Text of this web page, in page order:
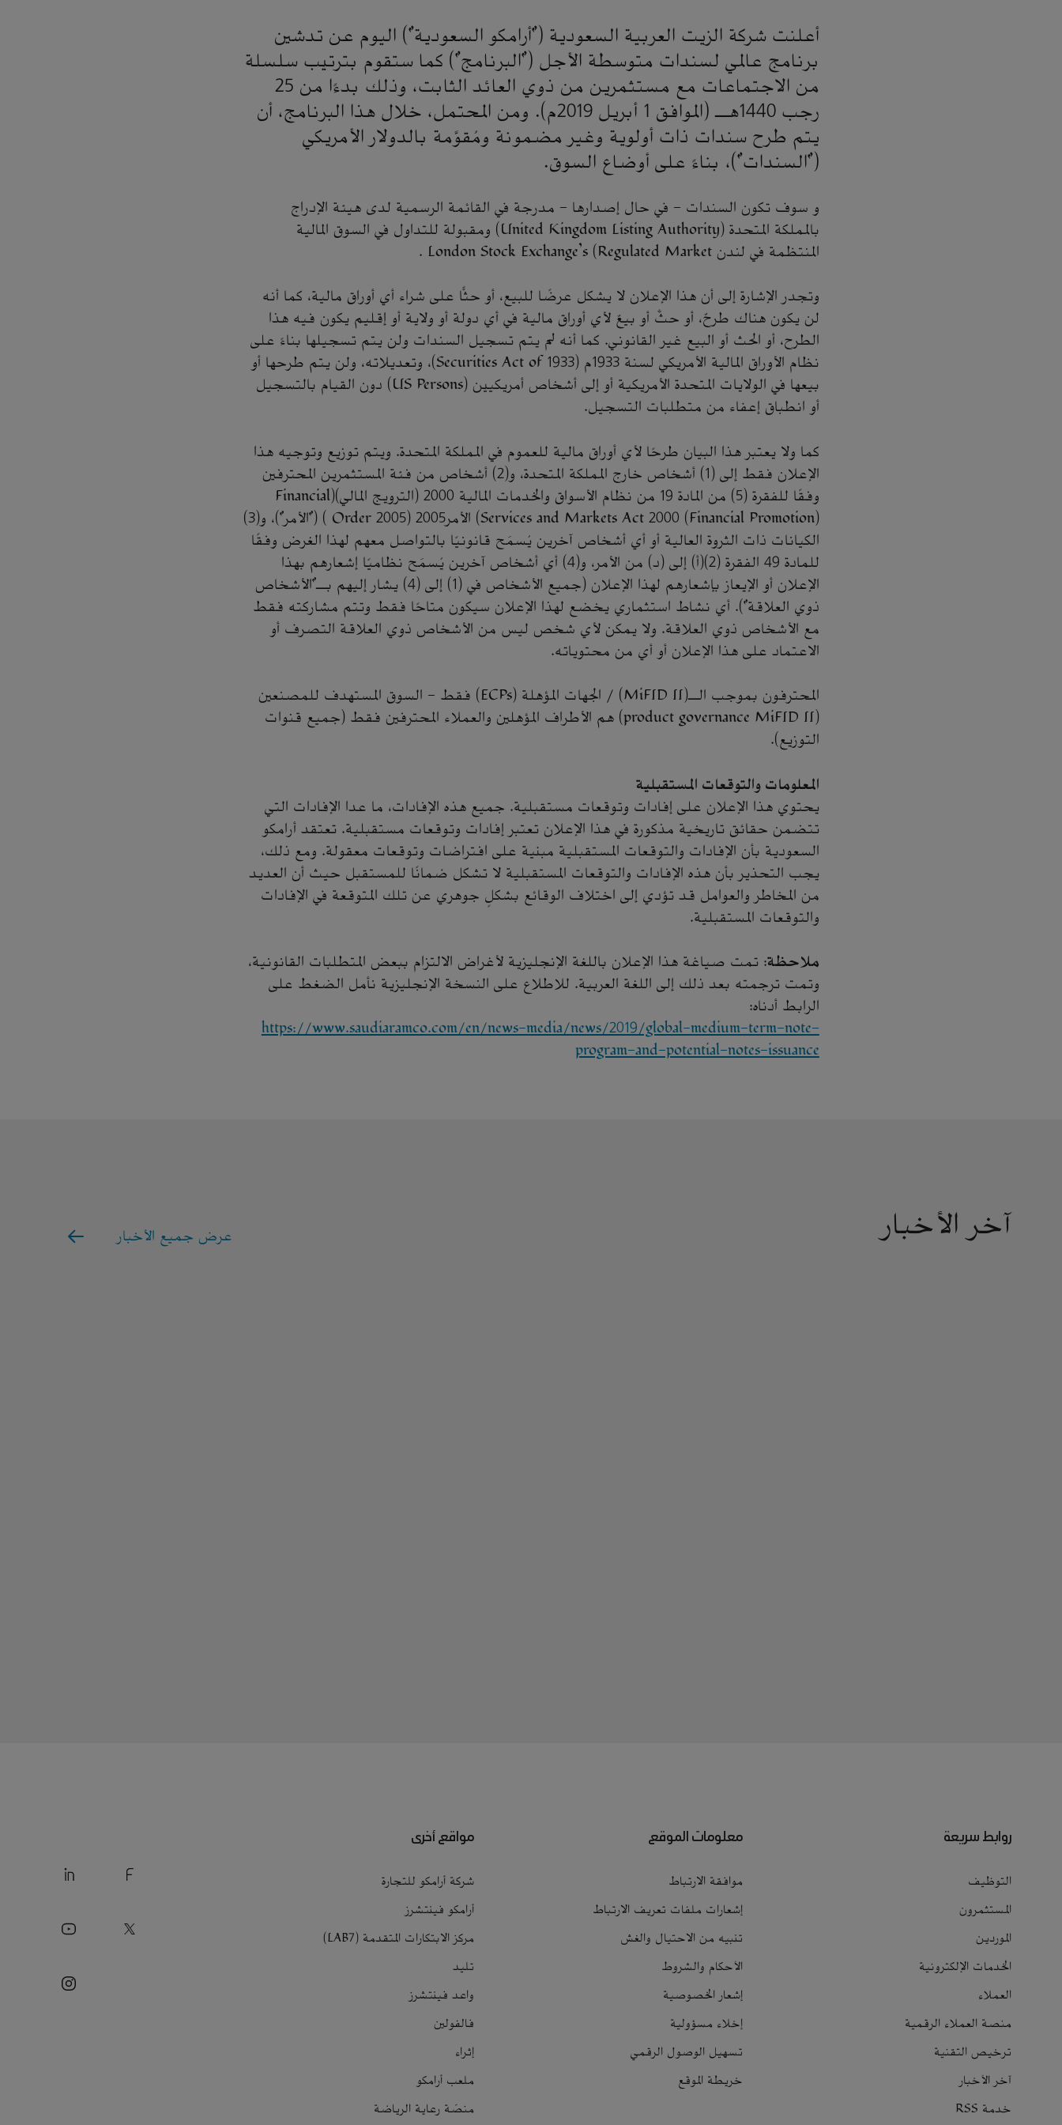
أعلنت شركة الزيت العربية السعودية ("أرامكو السعودية") اليوم عن تدشين
برنامج عالمي لسندات متوسطة الأجل ("البرنامج") كما ستقوم بترتيب سلسلة
من الاجتماعات مع مستثمرين من ذوي العائد الثابت، وذلك بدءًا من 25
رجب 1440هـ (الموافق 1 أبريل 2019م). ومن المحتمل، خلال هذا البرنامج، أن
يتم طرح سندات ذات أولوية وغير مضمونة ومُقوَّمة بالدولار الأمريكي
("السندات")، بناءً على أوضاع السوق.
و سوف تكون السندات – في حال إصدارها – مدرجة في القائمة الرسمية لدى هيئة الإدراج
بالمملكة المتحدة (United Kingdom Listing Authority) ومقبولة للتداول في السوق المالية
المنتظمة في لندن London Stock Exchange’s (Regulated Market .
وتجدر الإشارة إلى أن هذا الإعلان لا يشكل عرضًا للبيع، أو حثًّا على شراء أي أوراق مالية، كما أنه
لن يكون هناك طرحٌ، أو حثٌّ أو بيعٌ لأي أوراق مالية في أي دولة أو ولاية أو إقليم يكون فيه هذا
الطرح، أو الحث أو البيع غير القانوني. كما أنه لم يتم تسجيل السندات ولن يتم تسجيلها بناءً على
نظام الأوراق المالية الأمريكي لسنة 1933م (Securities Act of 1933)، وتعديلاته، ولن يتم طرحها أو
بيعها في الولايات المتحدة الأمريكية أو إلى أشخاص أمريكيين (US Persons) دون القيام بالتسجيل
أو انطباق إعفاء من متطلبات التسجيل.
كما ولا يعتبر هذا البيان طرحًا لأي أوراق مالية للعموم في المملكة المتحدة. ويتم توزيع وتوجيه هذا
الإعلان فقط إلى (1) أشخاص خارج المملكة المتحدة، و(2) أشخاص من فئة المستثمرين المحترفين
وفقًا للفقرة (5) من المادة 19 من نظام الأسواق والخدمات المالية 2000 (الترويج المالي)(Financial
Services and Markets Act 2000 (Financial Promotion)) الأمر2005 (Order 2005 ) ("الأمر")، و(3)
الكيانات ذات الثروة العالية أو أي أشخاص آخرين يُسمَح قانونيًا بالتواصل معهم لهذا الغرض وفقًا
للمادة 49 الفقرة (2)(أ) إلى (د) من الأمر، و(4) أي أشخاص آخرين يُسمَح نظاميًا إشعارهم بهذا
الإعلان أو الإيعاز بإشعارهم لهذا الإعلان (جميع الأشخاص في (1) إلى (4) يشار إليهم بـ"الأشخاص
ذوي العلاقة"). أي نشاط استثماري يخضع لهذا الإعلان سيكون متاحًا فقط وتتم مشاركته فقط
مع الأشخاص ذوي العلاقة. ولا يمكن لأي شخص ليس من الأشخاص ذوي العلاقة التصرف أو
الاعتماد على هذا الإعلان أو أي من محتوياته.
المحترفون بموجب الـ(MiFID II) / الجهات المؤهلة (ECPs) فقط – السوق المستهدف للمصنعين
(product governance MiFID II) هم الأطراف المؤهلين والعملاء المحترفين فقط (جميع قنوات
التوزيع).
المعلومات والتوقعات المستقبلية
يحتوي هذا الإعلان على إفادات وتوقعات مستقبلية. جميع هذه الإفادات، ما عدا الإفادات التي
تتضمن حقائق تاريخية مذكورة في هذا الإعلان تعتبر إفادات وتوقعات مستقبلية. تعتقد أرامكو
السعودية بأن الإفادات والتوقعات المستقبلية مبنية على افتراضات وتوقعات معقولة. ومع ذلك،
يجب التحذير بأن هذه الإفادات والتوقعات المستقبلية لا تشكل ضمانًا للمستقبل حيث أن العديد
من المخاطر والعوامل قد تؤدي إلى اختلاف الوقائع بشكلٍ جوهري عن تلك المتوقعة في الإفادات
والتوقعات المستقبلية.
ملاحظة: تمت صياغة هذا الإعلان باللغة الإنجليزية لأغراض الالتزام ببعض المتطلبات القانونية،
وتمت ترجمته بعد ذلك إلى اللغة العربية. للاطلاع على النسخة الإنجليزية نأمل الضغط على
الرابط أدناه:
https://www.saudiaramco.com/en/news-media/news/2019/global-medium-term-note-
program-and-potential-notes-issuance
آخر الأخبار عرض جميع الأخبار
روابط سريعة
التوظيف
المستثمرون
الموردين
الخدمات الإلكترونية
العملاء
منصة العملاء الرقمية
ترخيص التقنية
آخر الأخبار
خدمة RSS
معلومات الموقع
موافقة الارتباط
إشعارات ملفات تعريف الارتباط
تنبيه من الاحتيال والغش
الأحكام والشروط
إشعار الخصوصية
إخلاء مسؤولية
تسهيل الوصول الرقمي
خريطة الموقع
مواقع أخرى
شركة أرامكو للتجارة
أرامكو فينتشرز
مركز الابتكارات المتقدمة (LAB7)
تليد
واعد فينتشرز
فالفولين
إثراء
ملعب أرامكو
منصّة رعاية الرياضة